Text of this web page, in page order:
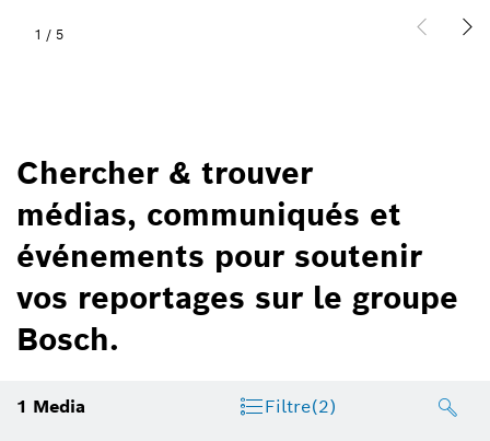
1 / 5
Chercher & trouver
médias, communiqués et
événements pour soutenir
vos reportages sur le groupe
Bosch.
1 Media Filtre(2)